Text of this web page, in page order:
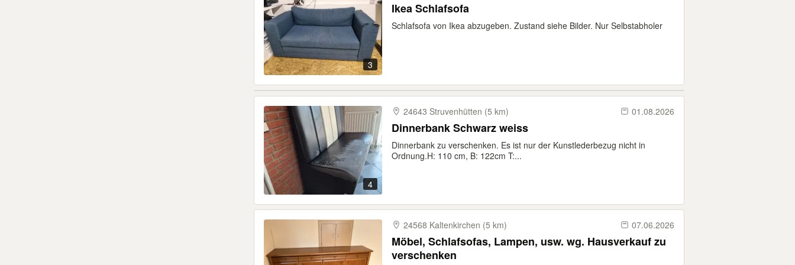
3
Ikea Schlafsofa
Schlafsofa von Ikea abzugeben. Zustand siehe Bilder. Nur Selbstabholer
4
24643 Struvenhütten (5 km) 01.08.2026
Dinnerbank Schwarz weiss
Dinnerbank zu verschenken. Es ist nur der Kunstlederbezug nicht in
Ordnung.H: 110 cm, B: 122cm T:...
24568 Kaltenkirchen (5 km) 07.06.2026
Möbel, Schlafsofas, Lampen, usw. wg. Hausverkauf zu
verschenken